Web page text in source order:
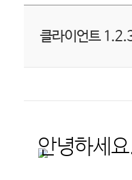
클라이언트
안녕하세요